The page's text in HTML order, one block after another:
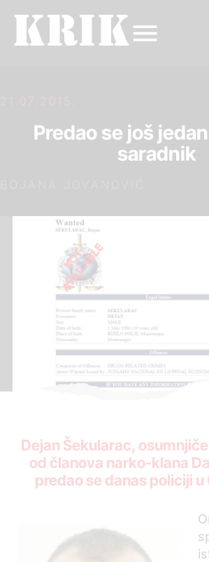
21.07.2015.
Predao se još
saradnik
Dejan Šekularac,
od članova narko-klana
predao se danas policiji u